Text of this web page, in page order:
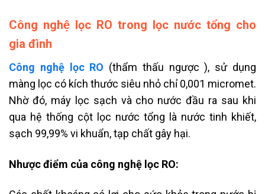
Công nghệ lọc RO trong lọc nước tổng cho
gia đình
Công nghệ lọc RO (thẩm thấu ngược ), sử dụng
màng lọc có kích thước siêu nhỏ chỉ 0,001 micromet.
Nhờ đó, máy lọc sạch và cho nước đầu ra sau khi
qua hệ thống cột lọc nước tổng là nước tinh khiết,
sạch 99,99% vi khuẩn, tạp chất gây hại.
Nhược điểm của công nghệ lọc RO: